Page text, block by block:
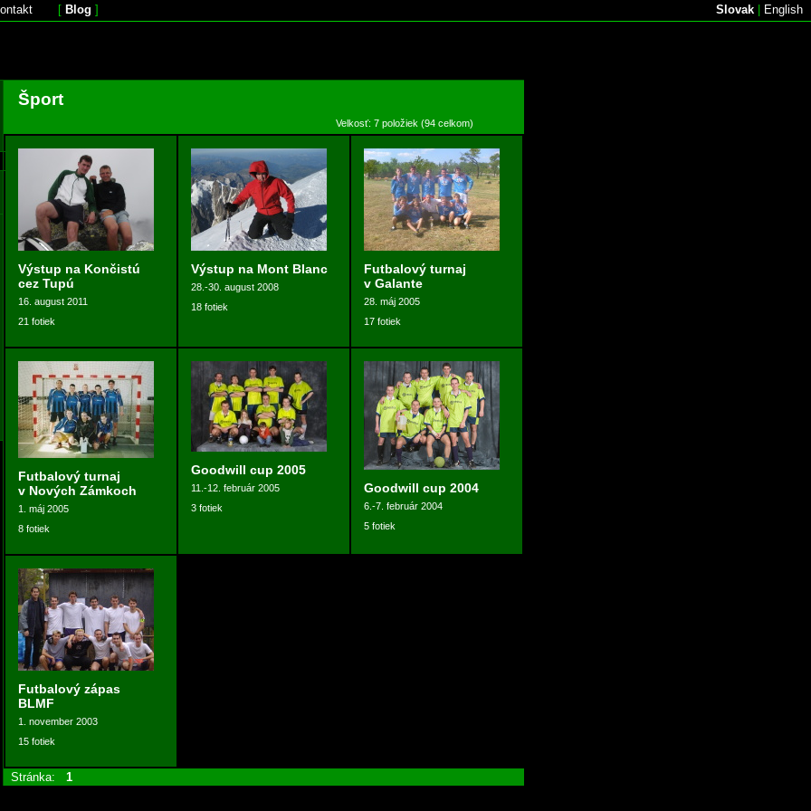
[ Blog ] Slovak English
Šport
Velkosť: 7 položiek (94 celkom)
Výstup na Končistú
cez Tupú
16. august 2011
21 fotiek
Výstup na Mont Blanc
28.-30. august 2008
18 fotiek
Futbalový turnaj
v Galante
28. máj 2005
17 fotiek
Futbalový turnaj
v Nových Zámkoch
1. máj 2005
8 fotiek
Goodwill cup 2005
11.-12. február 2005
3 fotiek
Goodwill cup 2004
6.-7. február 2004
5 fotiek
Futbalový zápas
BLMF
1. november 2003
15 fotiek
Stránka: 1